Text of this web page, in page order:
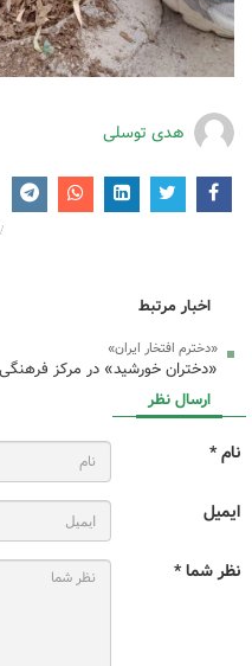
هدی توسلی
اخبار مرتبط
«دخترم افتخار ایران»
«دختران خورشید» در مرکز فرهنگی هنری
ارسال نظر
نام *
ایمیل
نظر شما *